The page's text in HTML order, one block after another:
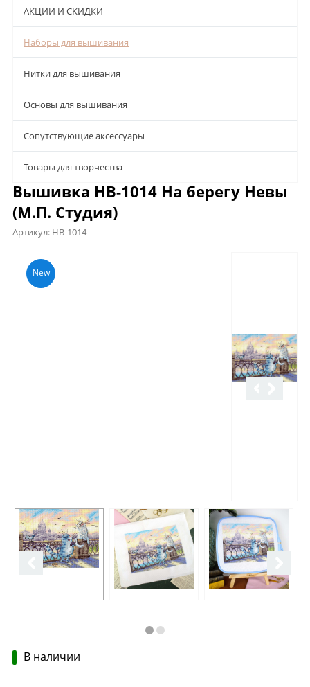
АКЦИИ И СКИДКИ
Наборы для вышивания
Нитки для вышивания
Основы для вышивания
Сопутствующие аксессуары
Товары для творчества
Вышивка НВ-1014 На берегу Невы
(М.П. Студия)
Артикул: НВ-1014
Описание
New
В наличии